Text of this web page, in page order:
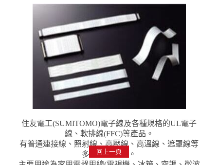
住友電工(SUMITOMO)電子線及各種規格的UL電子
線、軟排線(FFC)等產品。
有普通連接線、照射線、高壓線、高溫線、遮罩線等
多種線材類型。
回上一頁